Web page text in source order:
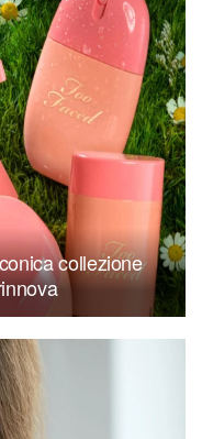
collezione